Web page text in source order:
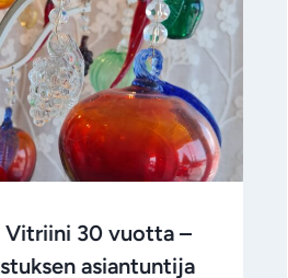
Vitriini 30 vuotta –
asiantuntija